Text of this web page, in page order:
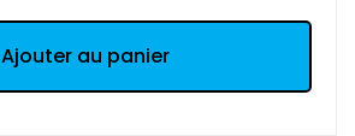
Ajouter au panier